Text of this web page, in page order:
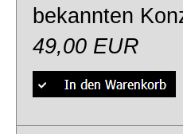
bekannten
49,00 EUR